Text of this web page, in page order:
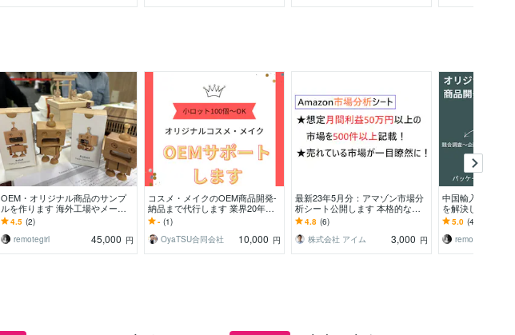
OEM・オリジナル商品のサンプ
ルを作ります 海外工場やメーカ
ーとのやり取り〜サンプル作成を
お任せ下さい。
4.5 (2)
remotegirl
45,000 円
コスメ・メイクのOEM商品開発-
納品まで代行します 業界20年。
大手製薬会社OBがサポートしま
す。
- (1)
OyaTSU合同会社
10,000 円
最新23年5月分：アマゾン市場分
析シート公開します 本格的な市
場分析で一歩先へ！儲かる市場を
データで導き出します
4.8 (6)
株式会社 アイム
3,000 円
中国輸入・OEM
を解決します 商
渉、品質改善、
たアドバイス
5.0 (40)
remotegirl